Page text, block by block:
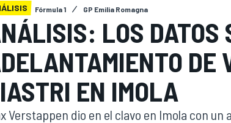
Fórmula 1 GP Emilia Romagna
LOS DATOS
DE
EN IMOLA
Verstappen dio en el clavo en Imola con